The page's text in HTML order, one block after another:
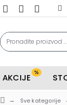
AKCIJE %
Sve kategorije